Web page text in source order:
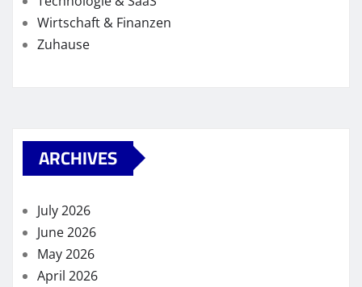
Wirtschaft & Finanzen
Zuhause
ARCHIVES
July 2026
June 2026
May 2026
April 2026